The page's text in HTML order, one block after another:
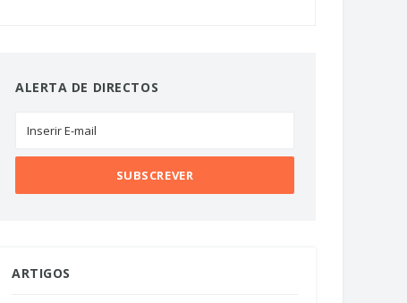
ALERTA DE DIRECTOS
ARTIGOS